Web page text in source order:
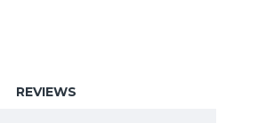
REVIEWS